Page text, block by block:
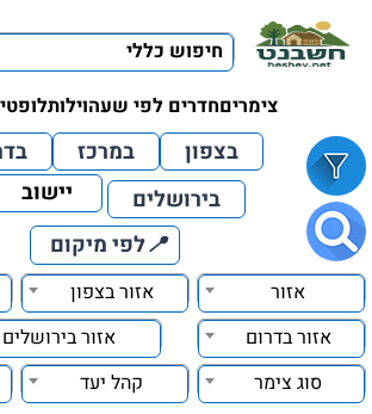
חיפוש כללי
צימריםחדרים לפי שעהוילות
בצפון במרכז
בירושלים
📍לפי מיקום
אזור אזור בצפון
אזור בדרום
אזור
סוג צימר
קהל יעד